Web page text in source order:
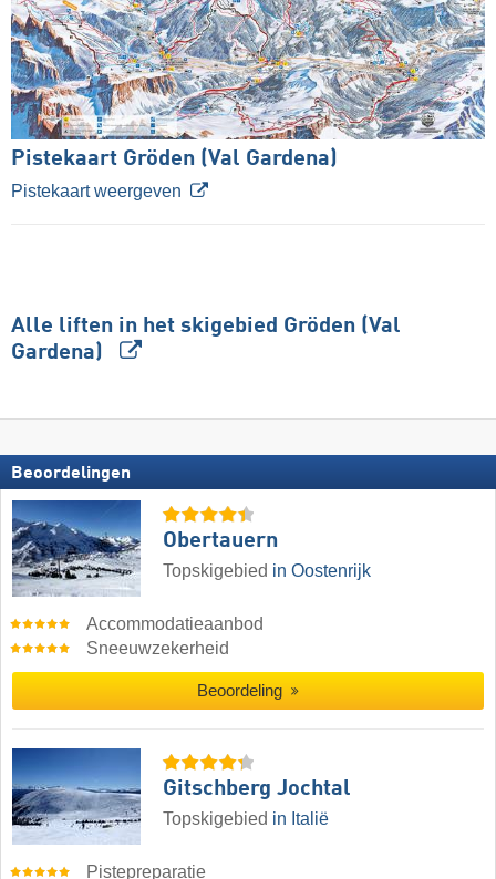
Pistekaart Gröden (Val Gardena)
Pistekaart weergeven
Alle liften in het skigebied Gröden (Val
Gardena)
Beoordelingen
Obertauern
Topskigebied in Oostenrijk
Accommodatieaanbod
Sneeuwzekerheid
Beoordeling
Gitschberg Jochtal
Topskigebied in Italië
Pistepreparatie